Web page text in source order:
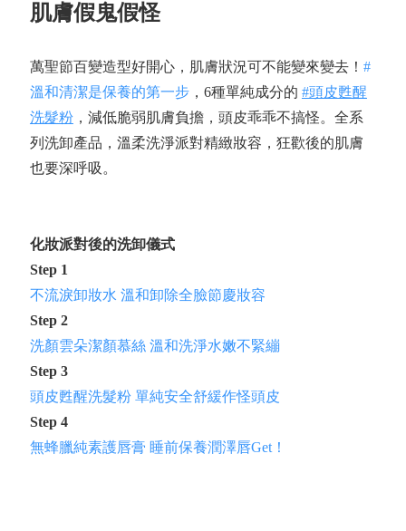
肌膚假鬼假怪
萬聖節百變造型好開心，肌膚狀況可不能變來變去！ #
溫和清潔是保養的第一步，6種單純成分的 #頭皮甦醒
洗髮粉，減低脆弱肌膚負擔，頭皮乖乖不搞怪。全系
列洗卸產品，溫柔洗淨派對精緻妝容，狂歡後的肌膚
也要深呼吸。
化妝派對後的洗卸儀式
Step 1
不流淚卸妝水 溫和卸除全臉節慶妝容
Step 2
洗顏雲朵潔顏慕絲 溫和洗淨水嫩不緊繃
Step 3
頭皮甦醒洗髮粉 單純安全舒緩作怪頭皮
Step 4
無蜂臘純素護唇膏 睡前保養潤澤唇Get！